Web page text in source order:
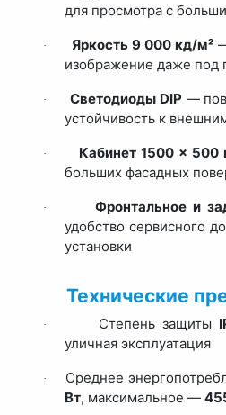
для просмотра с
· Яркость 9 000 кд/м²—
изображение даже
· Светодиоды DIP —
устойчивость к
· Кабинет 1500 × 500
больших фасадных
· Фронтальное и
удобство сервисного
установки
Технические
· Степень защиты
уличная эксплуатация
· Среднее
Вт, максимальное —